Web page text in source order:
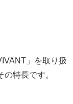
」を取り扱
特長です。